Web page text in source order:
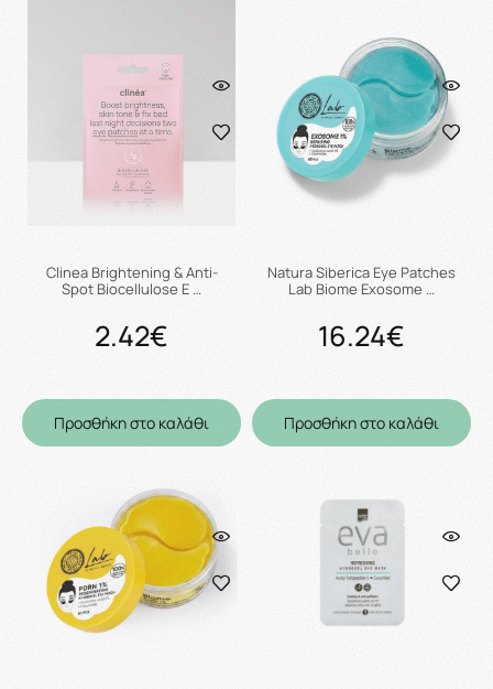
Clinea Brightening & Anti-
Spot Biocellulose E …
2.42€
Προσθήκη στο καλάθι
Natura Siberica Eye Patches
Lab Biome Exosome …
16.24€
Προσθήκη στο καλάθι